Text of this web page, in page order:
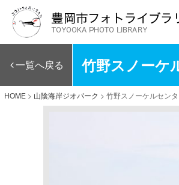
一覧へ戻る 竹野スノーケ
HOME > 山陰海岸ジオパーク > 竹野スノーケルセン